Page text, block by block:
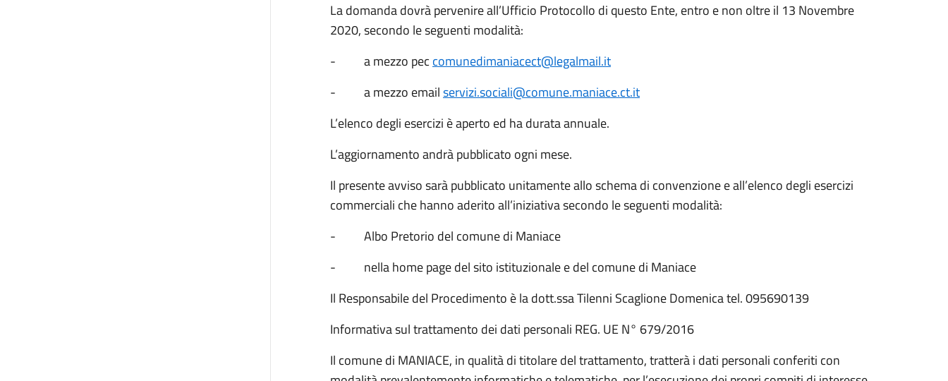
La domanda dovrà pervenire all’Ufficio Protocollo di questo Ente, entro e non oltre il 13 Novembre
2020, secondo le seguenti modalità:
- a mezzo pec comunedimaniacect@legalmail.it
- a mezzo emailservizi.sociali@comune.maniace.ct.it
L’elenco degli esercizi è aperto ed ha durata annuale.
L’aggiornamento andrà pubblicato ogni mese.
Il presente avviso sarà pubblicato unitamente allo schema di convenzione e all’elenco degli esercizi
commerciali che hanno aderito all’iniziativa secondo le seguenti modalità:
- Albo Pretorio del comune di Maniace
- nella home page del sito istituzionale e del comune di Maniace
Il Responsabile del Procedimento è la dott.ssa Tilenni Scaglione Domenica tel. 095690139
Informativa sul trattamento dei dati personali REG. UE N° 679/2016
Il comune di MANIACE, in qualità di titolare del trattamento, tratterà i dati personali conferiti con